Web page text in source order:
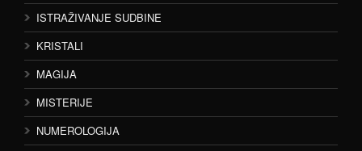
ISTRAŽIVANJE SUDBINE
KRISTALI
MAGIJA
MISTERIJE
NUMEROLOGIJA